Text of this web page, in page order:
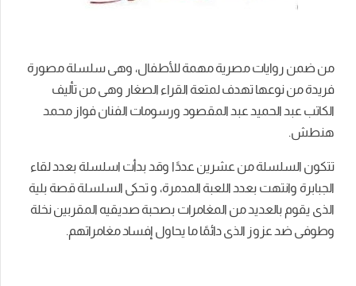
من ضمن روايات مصرية مهمة للأطفال، وهى سلسلة مصورة
فريدة من نوعها تهدف لمتعة القراء الصغار وهى من تأليف
الكاتب عبد الحميد عبد المقصود ورسومات الفنان فواز محمد
هنطش.
تتكون السلسلة من عشرين عددًا وقد بدأت اسلسلة بعدد لقاء
الجبابرة وانتهت بعدد اللعبة المدمرة، و تحكى السلسلةقصة بلية
الذى يقوم بالعديد من المغامرات بصحبة صديقيه المقربين نخلة
وطوفى ضد عزوز الذى دائمًا ما يحاول إفساد مغامراتهم.